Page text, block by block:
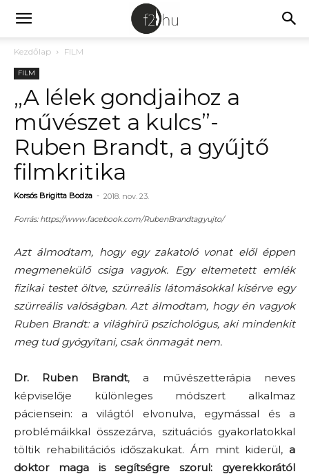
Kezdőlap FILM
FILM
„A lélek gondjaihoz a
művészet a kulcs”-
Ruben Brandt, a gyűjtő
filmkritika
Korsós Brigitta Bodza - 2018. nov. 23.
Forrás: https://www.facebook.com/RubenBrandtagyujto/
Azt álmodtam, hogy egy zakatoló vonat elől éppen
megmenekülő csiga vagyok. Egy eltemetett emlék
fizikai testet öltve, szürreális látomásokkal kísérve egy
szürreális valóságban. Azt álmodtam, hogy én vagyok
Ruben Brandt: a világhírű pszichológus, aki mindenkit
meg tud gyógyítani, csak önmagát nem.
Dr. Ruben Brandt, a művészetterápia neves
képviselője különleges módszert alkalmaz
páciensein: a világtól elvonulva, egymással és a
problémáikkal összezárva, szituációs gyakorlatokkal
töltik rehabilitációs időszakukat. Ám mint kiderül, a
doktor maga is segítségre szorul: gyerekkorától